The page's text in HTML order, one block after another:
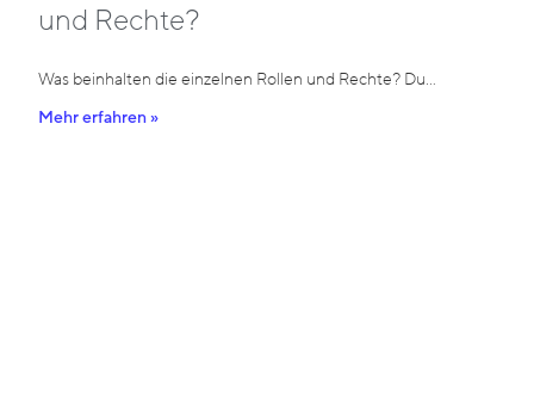
und Rechte?
Was beinhalten die einzelnen Rollen und Rechte? Du…
Mehr erfahren »